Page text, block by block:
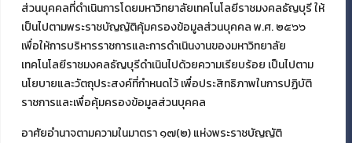
ส่วนบุคคลที่ดำเนินการโดยมหาวิทยาลัยเทคโนโลยีราชมงคลธัญบุรี ให้
เป็นไปตามพระราชบัญญัติคุ้มครองข้อมูลส่วนบุคคล พ.ศ. ๒๕๖๖
เพื่อให้การบริหารราชการและการดำเนินงานของมหาวิทยาลัย
เทคโนโลยีราชมงคลธัญบุรีดำเนินไปด้วยความเรียบร้อย เป็นไปตาม
นโยบายและวัตถุประสงค์ที่กำหนดไว้ เพื่อประสิทธิภาพในการปฏิบัติ
ราชการและเพื่อคุ้มครองข้อมูลส่วนบุคคล
อาศัยอำนาจตามความในมาตรา ๑๗(๒) แห่งพระราชบัญญัติ